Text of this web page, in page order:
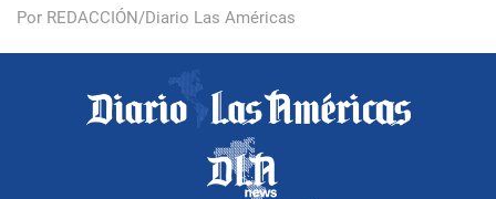
Por REDACCIÓN/Diario Las Américas